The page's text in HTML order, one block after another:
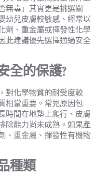
無毒」其實更是挑選關
幼兒皮膚較敏感、經常以
劑、重金屬或揮發性化學
此建議優先選擇通過安全
全的保護?
對化學物質的耐受度較
相當重要。常見原因包
時間在地墊上爬行、皮膚
除能力尚未成熟。如果產
、重金屬、揮發性有機物
種類